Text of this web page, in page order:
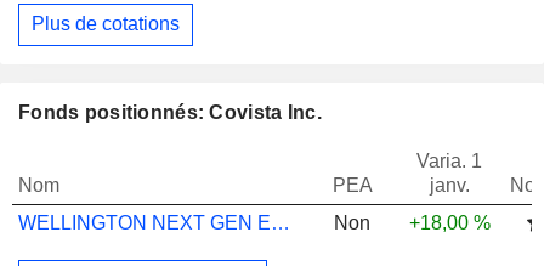
Plus de cotations
Fonds positionnés: Covista Inc.
Nom PEA
Varia. 1
janv.
WELLINGTON NEXT GEN EDUCATION USD EN AC
Non +18,00 %